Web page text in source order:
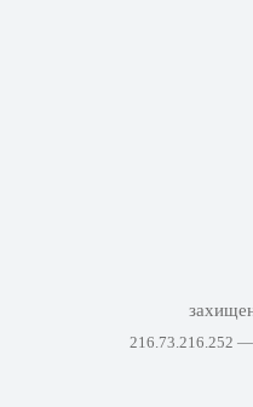
216.73.216.252 —